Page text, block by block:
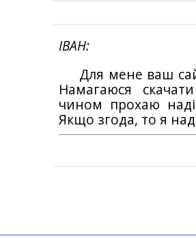
ІВАН
Для мене ваш
Намагаюся
чином прохаю
Якщо згода, то я